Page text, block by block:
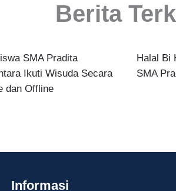
Berita
SMA Pradita
Ikuti Wisuda Secara
dan Offline
Halal Bi
SMA
Informasi